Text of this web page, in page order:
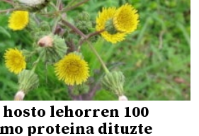
lehorren 100
proteina dituzte